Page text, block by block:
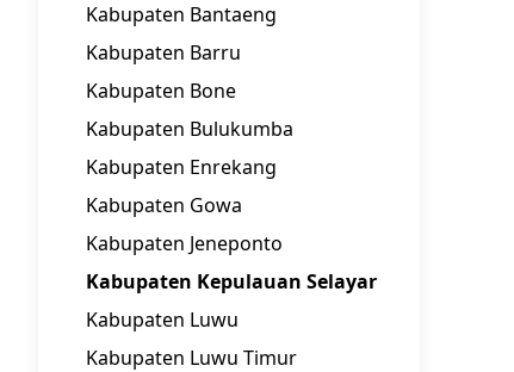
Kabupaten Bantaeng
Kabupaten Barru
Kabupaten Bone
Kabupaten Bulukumba
Kabupaten Enrekang
Kabupaten Gowa
Kabupaten Jeneponto
Kabupaten Kepulauan Selayar
Kabupaten Luwu
Kabupaten Luwu Timur